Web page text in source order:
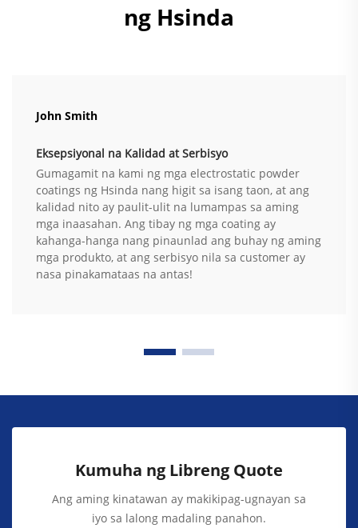
ng Hsinda
John Smith
Eksepsiyonal na Kalidad at Serbisyo
Gumagamit na kami ng mga electrostatic powder
coatings ng Hsinda nang higit sa isang taon, at ang
kalidad nito ay paulit-ulit na lumampas sa aming
mga inaasahan. Ang tibay ng mga coating ay
kahanga-hanga nang pinaunlad ang buhay ng aming
mga produkto, at ang serbisyo nila sa customer ay
nasa pinakamataas na antas!
Kumuha ng Libreng Quote
Ang aming kinatawan ay makikipag-ugnayan sa
iyo sa lalong madaling panahon.